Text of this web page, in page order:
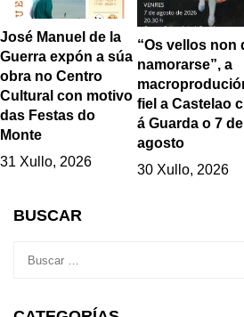
José Manuel de la
Guerra expón a súa
obra no Centro
Cultural con motivo
das Festas do
Monte
31 Xullo, 2026
“Os vellos non
namorarse”, a
fiel a Castelao
á Guarda o 7 de
agosto
30 Xullo, 2026
BUSCAR